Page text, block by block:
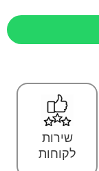
שירות
לקוחות